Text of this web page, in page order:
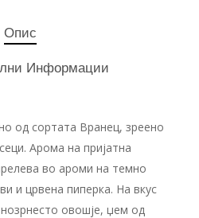
Опис
Информации
од сортата Вранец, зреено
Арома на пријатна
во ароми на темно
и црвена пиперка. На вкус
овошје, џем од